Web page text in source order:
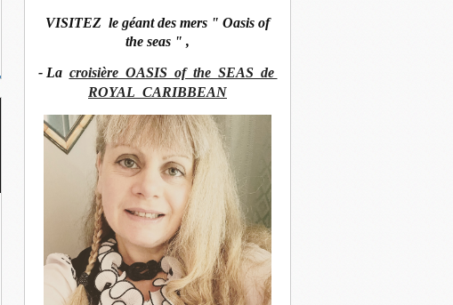
VISITEZ le géant des mers " Oasis of
the seas " ,
- La croisière OASIS of the SEAS de
ROYAL CARIBBEAN